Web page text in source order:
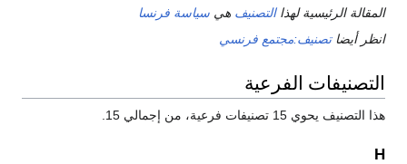
المقالة الرئيسية لهذاالتصنيف هي سياسة فرنسا
انظر أيضاتصنيف:مجتمع فرنسي
التصنيفات الفرعية
هذا التصنيف يحوي 15 تصنيفات فرعية، من إجمالي 15.
H